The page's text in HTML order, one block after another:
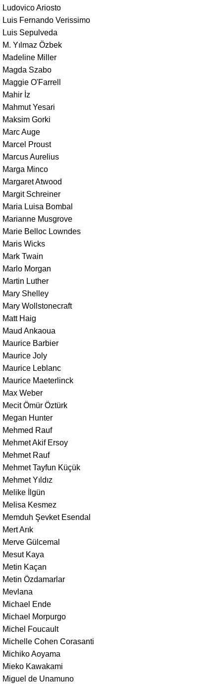
Ludovico Ariosto
Luis Fernando Verissimo
Luis Sepulveda
M. Yılmaz Özbek
Madeline Miller
Magda Szabo
Maggie O'Farrell
Mahir İz
Mahmut Yesari
Maksim Gorki
Marc Auge
Marcel Proust
Marcus Aurelius
Marga Minco
Margaret Atwood
Margit Schreiner
Maria Luisa Bombal
Marianne Musgrove
Marie Belloc Lowndes
Maris Wicks
Mark Twain
Marlo Morgan
Martin Luther
Mary Shelley
Mary Wollstonecraft
Matt Haig
Maud Ankaoua
Maurice Barbier
Maurice Joly
Maurice Leblanc
Maurice Maeterlinck
Max Weber
Mecit Ömür Öztürk
Megan Hunter
Mehmed Rauf
Mehmet Akif Ersoy
Mehmet Rauf
Mehmet Tayfun Küçük
Mehmet Yıldız
Melike İlgün
Melisa Kesmez
Memduh Şevket Esendal
Mert Arık
Merve Gülcemal
Mesut Kaya
Metin Kaçan
Metin Özdamarlar
Mevlana
Michael Ende
Michael Morpurgo
Michel Foucault
Michelle Cohen Corasanti
Michiko Aoyama
Mieko Kawakami
Miguel de Unamuno